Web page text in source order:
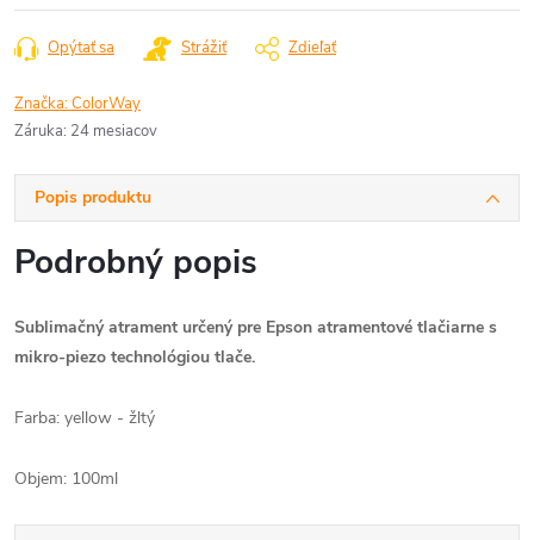
cena:
Opýtať sa Strážiť Zdieľať
Značka:ColorWay
Záruka: 24 mesiacov
Popis produktu
Podrobný popis
Sublimačný atrament určený pre Epson atramentové tlačiarne s
mikro-piezo technológiou tlače.
Farba: yellow - žltý
Objem: 100ml